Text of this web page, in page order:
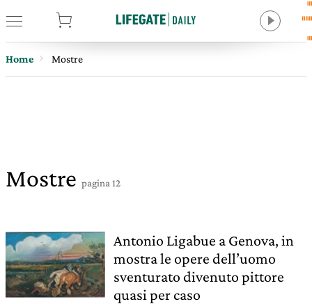
Home Mostre
Mostre pagina 12
Antonio Ligabue a Genova, in
mostra le opere dell’uomo
sventurato divenuto pittore
quasi per caso